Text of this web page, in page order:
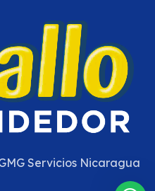
Servicios Nicaragua